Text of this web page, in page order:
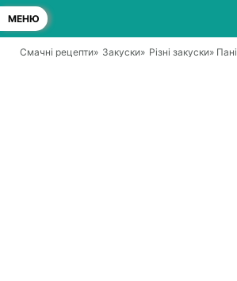
МЕНЮ
Смачні рецепти» Закуски» Різні закуски»